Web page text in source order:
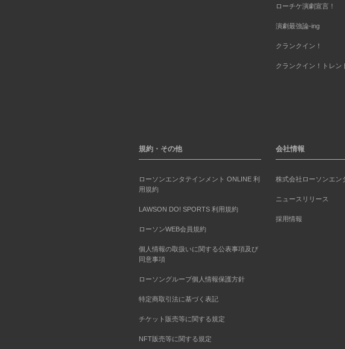
ローチケ演劇宣言！
演劇最強論-ing
クランクイン！
クランクイン！トレン
規約・その他
ローソンエンタテインメント ONLINE 利
用規約
LAWSON DO! SPORTS 利用規約
ローソンWEB会員規約
個人情報の取扱いに関する公表事項及び
同意事項
ローソングループ個人情報保護方針
特定商取引法に基づく表記
チケット販売等に関する規定
NFT販売等に関する規定
会社情報
株式会社ローソンエン
ニュースリリース
採用情報